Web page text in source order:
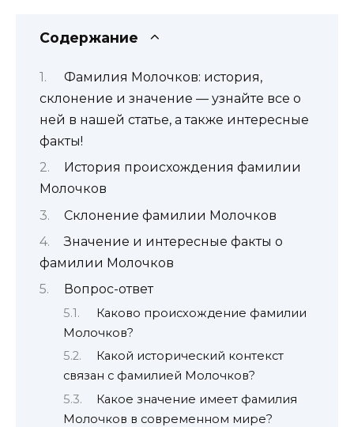
Содержание
Фамилия Молочков: история,
склонение и значение — узнайте все о
ней в нашей статье, а также интересные
факты!
История происхождения фамилии
Молочков
Склонение фамилии Молочков
Значение и интересные факты о
фамилии Молочков
Вопрос-ответ
Каково происхождение фамилии
Молочков?
Какой исторический контекст
связан с фамилией Молочков?
Какое значение имеет фамилия
Молочков в современном мире?